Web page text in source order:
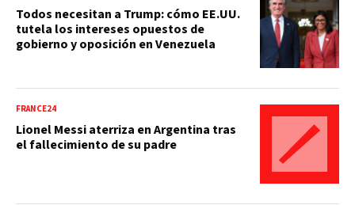
Todos necesitan a Trump: cómo EE.UU.
tutela los intereses opuestos de
gobierno y oposición en Venezuela
FRANCE24
Lionel Messi aterriza en Argentina tras
el fallecimiento de su padre